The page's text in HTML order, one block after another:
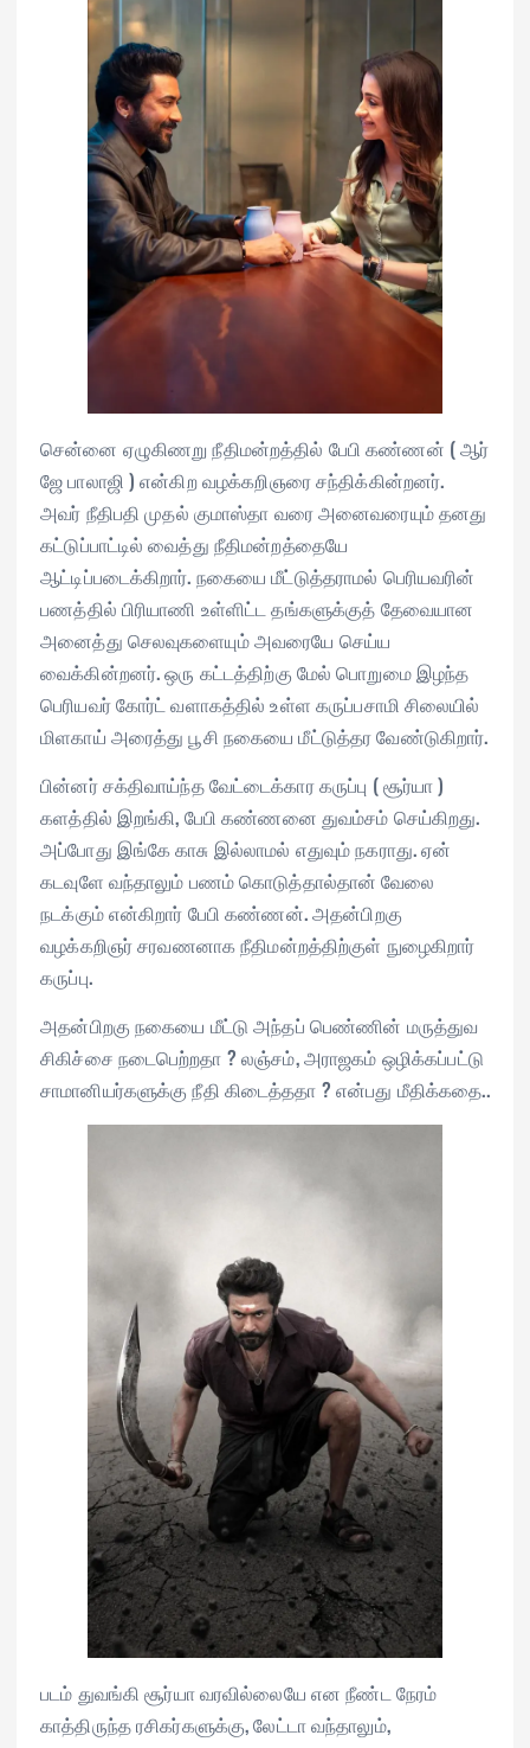
சென்னை ஏழுகிணறு நீதிமன்றத்தில் பேபி கண்ணன் ( ஆர்
ஜே பாலாஜி ) என்கிற வழக்கறிஞரை சந்திக்கின்றனர்.
அவர் நீதிபதி முதல் குமாஸ்தா வரை அனைவரையும் தனது
கட்டுப்பாட்டில் வைத்து நீதிமன்றத்தையே
ஆட்டிப்படைக்கிறார். நகையை மீட்டுத்தராமல் பெரியவரின்
பணத்தில் பிரியாணி உள்ளிட்ட தங்களுக்குத் தேவையான
அனைத்து செலவுகளையும் அவரையே செய்ய
வைக்கின்றனர். ஒரு கட்டத்திற்கு மேல் பொறுமை இழந்த
பெரியவர் கோர்ட் வளாகத்தில் உள்ள கருப்பசாமி சிலையில்
மிளகாய் அரைத்து பூசி நகையை மீட்டுத்தர வேண்டுகிறார்.
பின்னர் சக்திவாய்ந்த வேட்டைக்கார கருப்பு ( சூர்யா )
களத்தில் இறங்கி, பேபி கண்ணனை துவம்சம் செய்கிறது.
அப்போது இங்கே காசு இல்லாமல் எதுவும் நகராது. ஏன்
கடவுளே வந்தாலும் பணம் கொடுத்தால்தான் வேலை
நடக்கும் என்கிறார் பேபி கண்ணன். அதன்பிறகு
வழக்கறிஞர் சரவணனாக நீதிமன்றத்திற்குள் நுழைகிறார்
கருப்பு.
அதன்பிறகு நகையை மீட்டு அந்தப் பெண்ணின் மருத்துவ
சிகிச்சை நடைபெற்றதா ? லஞ்சம், அராஜகம் ஒழிக்கப்பட்டு
சாமானியர்களுக்கு நீதி கிடைத்ததா ? என்பது மீதிக்கதை..
படம் துவங்கி சூர்யா வரவில்லையே என நீண்ட நேரம்
காத்திருந்த ரசிகர்களுக்கு, லேட்டா வந்தாலும்,